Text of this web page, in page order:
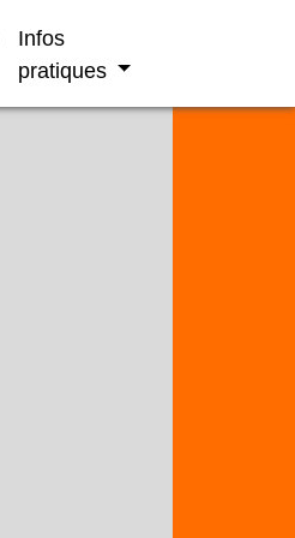
Infos
pratiques